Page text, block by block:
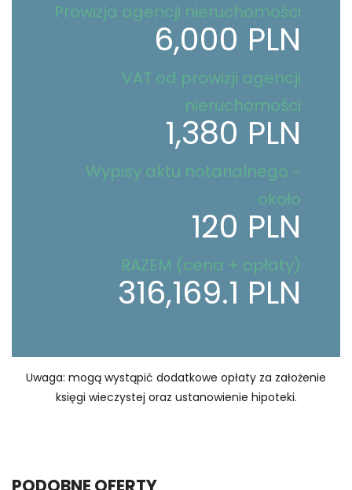
Prowizja agencji nieruchomości
6,000 PLN
VAT od prowizji agencji
nieruchomości
1,380 PLN
Wypisy aktu notarialnego -
około
120 PLN
RAZEM (cena + opłaty)
316,169.1 PLN
Uwaga: mogą wystąpić dodatkowe opłaty za założenie
księgi wieczystej oraz ustanowienie hipoteki.